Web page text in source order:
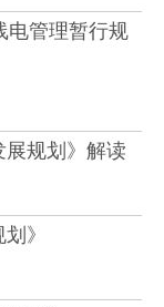
电管理暂行规
展规划》解读
》